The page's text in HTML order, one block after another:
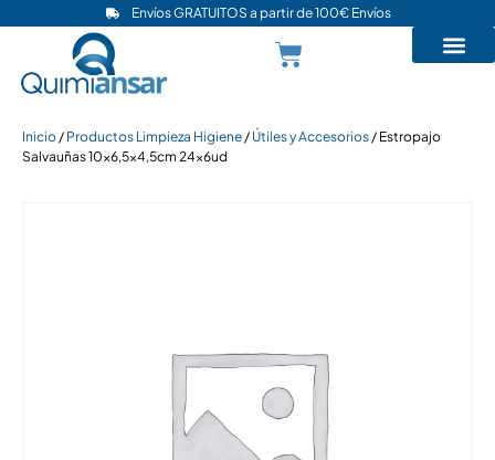
Envíos GRATUITOS a partir de 100€ Envíos
Inicio / Productos Limpieza Higiene / Útiles y Accesorios / Estropajo
Salvauñas 10×6,5×4,5cm 24x6ud